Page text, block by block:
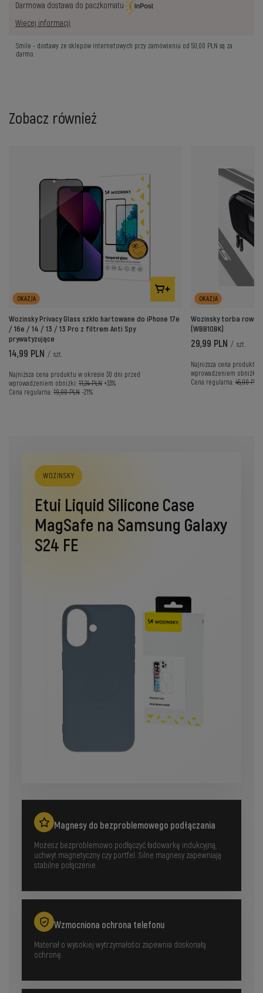
Darmowa dostawa do paczkomatu
Więcej informacji
Smile - dostawy ze sklepów internetowych przy zamówieniu od50,00 PLN są za
darmo.
Zobacz również
OKAZJA
Wozinsky Privacy Glass szkło hartowane do iPhone 17e
/ 16e / 14 / 13 / 13 Pro z filtrem Anti Spy
prywatyzujące
14,99 PLN / szt.
Najniższa cena produktu w okresie 30 dni przed
wprowadzeniem obniżki: 11,24 PLN +33%
Cena regularna: 19,00 PLN -21%
OKAZJA
Wozinsky torba
(WBB10BK)
29,99 PLN / szt.
Najniższa cena produktu
wprowadzeniem obniżki:
Cena regularna: 45,00 PLN
WOZINSKY
Etui Liquid Silicone Case
MagSafe na Samsung Galaxy
S24 FE
Magnesy do bezproblemowego podłączania
Możesz bezproblemowo podłączyć ładowarkę indukcyjną,
uchwyt magnetyczny czy portfel. Silne magnesy zapewniają
stabilne połączenie.
Wzmocniona ochrona telefonu
Materiał o wysokiej wytrzymałości zapewnia doskonałą
ochronę.